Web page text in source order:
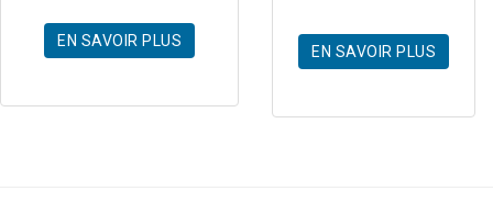
EN SAVOIR PLUS
EN SAVOIR PLUS